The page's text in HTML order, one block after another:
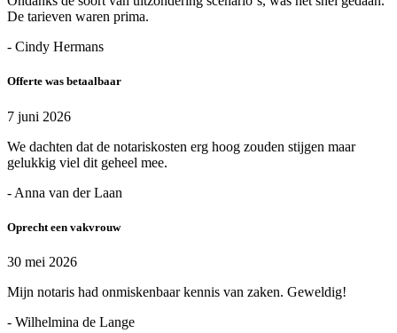
De tarieven waren prima.
- Cindy Hermans
Offerte was betaalbaar
7 juni 2026
We dachten dat de notariskosten erg hoog zouden stijgen maar
gelukkig viel dit geheel mee.
- Anna van der Laan
Oprecht een vakvrouw
30 mei 2026
Mijn notaris had onmiskenbaar kennis van zaken. Geweldig!
- Wilhelmina de Lange